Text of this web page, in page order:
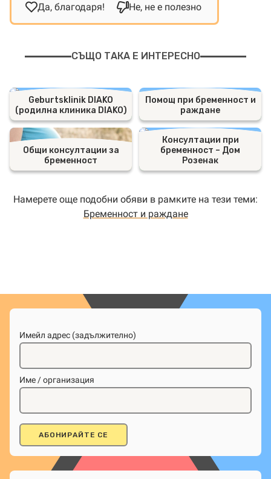
Да, благодаря!
Не, не е полезно
СЪЩО ТАКА Е ИНТЕРЕСНО
Geburtsklinik DIAKO
(родилна клиника DIAKO)
Помощ при бременност и
раждане
Общи консултации за
бременност
Консултации при
бременност – Дом
Розенак
Намерете още подобни обяви в рамките на тези теми:
Бременност и раждане
Имейл адрес (задължително)
Име / организация